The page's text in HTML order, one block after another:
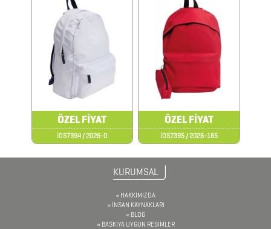
ÇEŞİTLERİ
CİHAZLARI
KABLOLARI
SEKRETERLİK
ÖZEL FİYAT
İOS7394 / 2026-0
ÖZEL FİYAT
İOS7395 / 2026-185
KURUMSAL
HAKKIMIZDA
İNSAN KAYNAKLARI
BLOG
BASKIYA UYGUN RESİMLER